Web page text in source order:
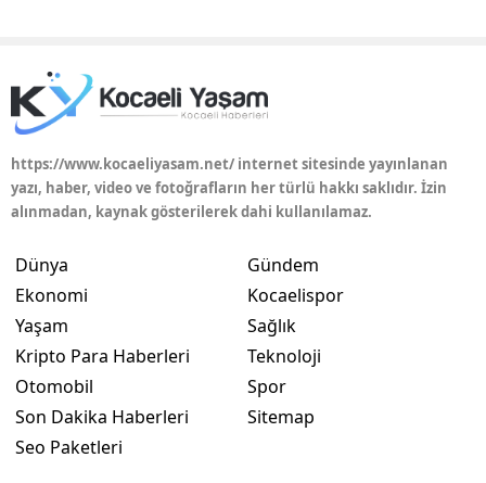
https://www.kocaeliyasam.net/ internet sitesinde yayınlanan
yazı, haber, video ve fotoğrafların her türlü hakkı saklıdır. İzin
alınmadan, kaynak gösterilerek dahi kullanılamaz.
Dünya
Ekonomi
Yaşam
Kripto Para Haberleri
Otomobil
Son Dakika Haberleri
Seo Paketleri
Gündem
Kocaelispor
Sağlık
Teknoloji
Spor
Sitemap